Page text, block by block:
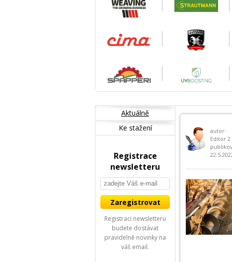
autor:
Editor 2
Aktuálně
Ke stažení
Registrace
newsletteru
Registraci newsletteru
budete dostávat
pravidelně novinky na
váš email.